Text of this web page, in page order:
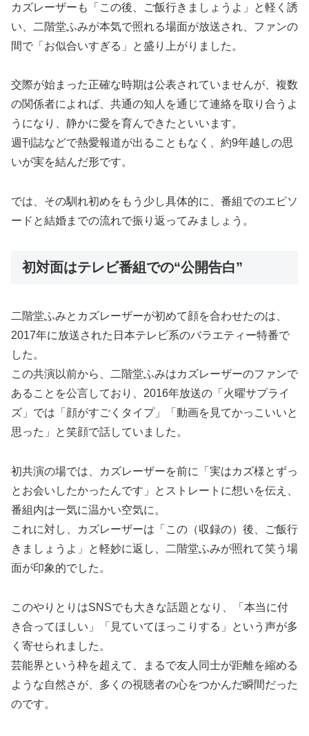
カズレーザーも「この後、ご飯行きましょうよ」と軽く誘
い、二階堂ふみが本気で照れる場面が放送され、ファンの
間で「お似合いすぎる」と盛り上がりました。
交際が始まった正確な時期は公表されていませんが、複数
の関係者によれば、共通の知人を通じて連絡を取り合うよ
うになり、静かに愛を育んできたといいます。
週刊誌などで熱愛報道が出ることもなく、約9年越しの思
いが実を結んだ形です。
では、その馴れ初めをもう少し具体的に、番組でのエピソ
ードと結婚までの流れで振り返ってみましょう。
初対面はテレビ番組での“公開告白”
二階堂ふみとカズレーザーが初めて顔を合わせたのは、
2017年に放送された日本テレビ系のバラエティー特番で
した。
この共演以前から、二階堂ふみはカズレーザーのファンで
あることを公言しており、2016年放送の「火曜サプライ
ズ」では「顔がすごくタイプ」「動画を見てかっこいいと
思った」と笑顔で話していました。
初共演の場では、カズレーザーを前に「実はカズ様とずっ
とお会いしたかったんです」とストレートに想いを伝え、
番組内は一気に温かい空気に。
これに対し、カズレーザーは「この（収録の）後、ご飯行
きましょうよ」と軽妙に返し、二階堂ふみが照れて笑う場
面が印象的でした。
このやりとりはSNSでも大きな話題となり、「本当に付
き合ってほしい」「見ていてほっこりする」という声が多
く寄せられました。
芸能界という枠を超えて、まるで友人同士が距離を縮める
ような自然さが、多くの視聴者の心をつかんだ瞬間だった
のです。